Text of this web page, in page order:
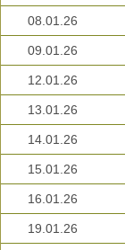
08.01.26
09.01.26
12.01.26
13.01.26
14.01.26
15.01.26
16.01.26
19.01.26